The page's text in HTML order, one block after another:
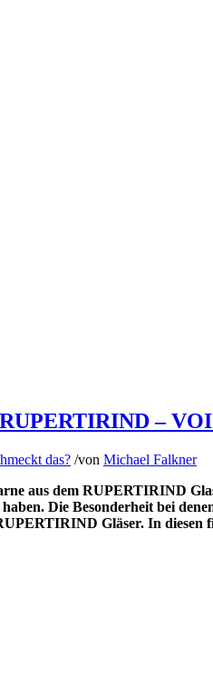
–
das? /von Michael Falkner
aus dem RUPERTIRIND
Die Besonderheit bei
Gläser. In